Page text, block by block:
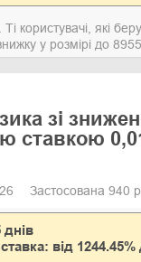
користувачі, які
у розмірі до
зі
ставкою
Застосована 940
днів
від